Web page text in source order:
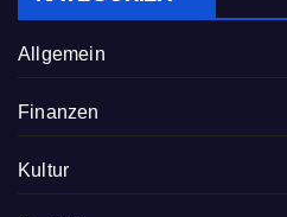
Allgemein
Finanzen
Kultur